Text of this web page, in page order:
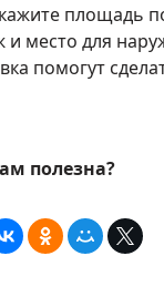
площадь
и место для
помогут
полезна?